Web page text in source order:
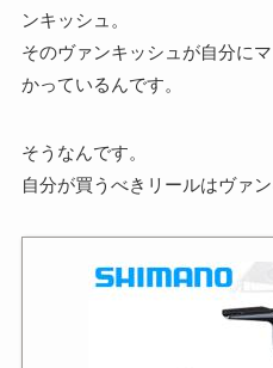
ンキッシュ。
そのヴァンキッシュが自分に
かっているんです。
そうなんです。
自分が買うべきリールはヴァ